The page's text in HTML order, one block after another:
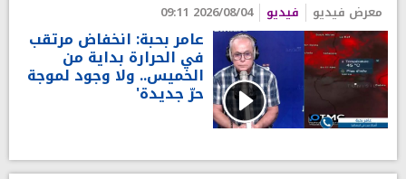
معرض فيديو فيديو 2026/08/04 09:11
عامر بحبة: انخفاض مرتقب
في الحرارة بداية من
الخميس.. ولا وجود لموجة
حرّ جديدة'